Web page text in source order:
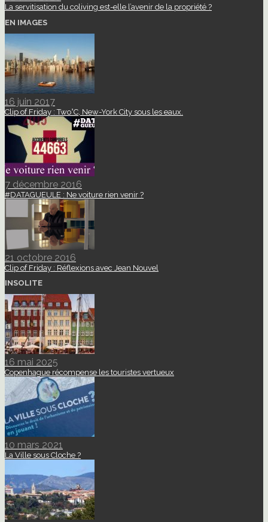
La servitisation du coliving est-elle l’avenir de la propriété ?
EN IMAGES
16 juin 2017
Clip of Friday : Two°C, New-York City sous les eaux.
7 décembre 2016
#DATAGUEULE : Ne voiture rien venir ?
21 octobre 2016
Clip of Friday : Réflexions avec Jean Nouvel
INSOLITE
16 mai 2025
Copenhague récompense les touristes vertueux
10 mars 2021
La Ville sous Cloche ?